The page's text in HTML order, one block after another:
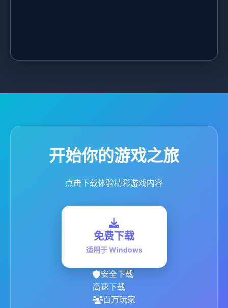
开始你的游戏之旅
点击下载体验精彩游戏内容
免费下载
适用于 Windows
安全下载
高速下载
百万玩家